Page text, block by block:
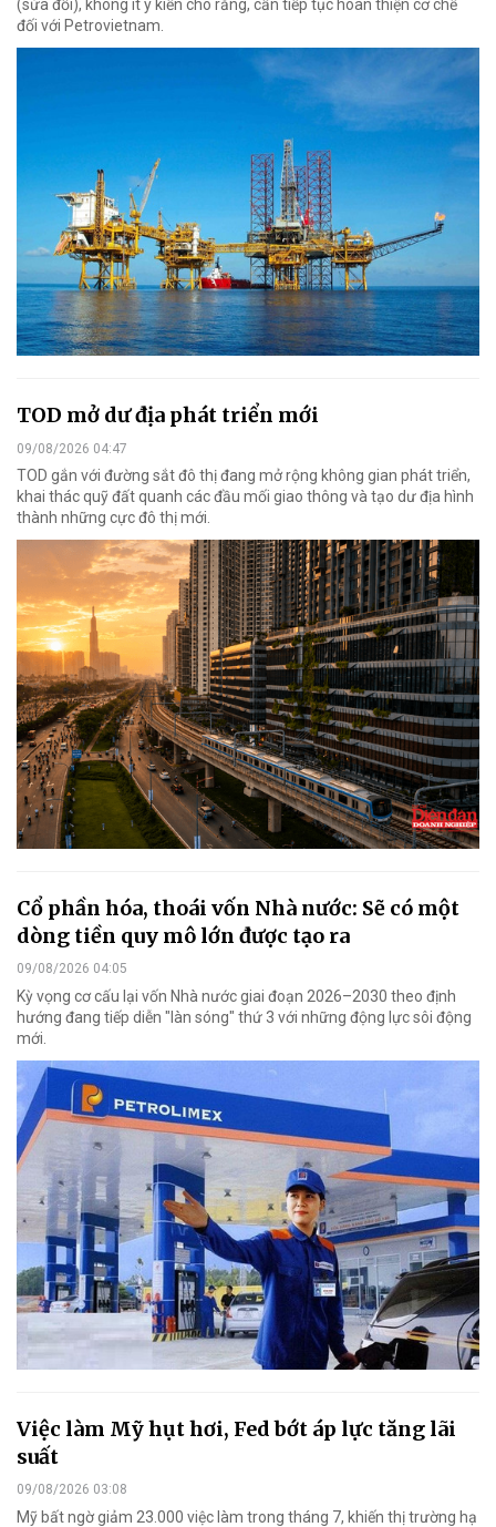
(sửa đổi), không ít ý kiến cho rằng, cần tiếp tục hoàn thiện cơ chế
đối với Petrovietnam.
TOD mở dư địa phát triển mới
09/08/2026 04:47
TOD gắn với đường sắt đô thị đang mở rộng không gian phát triển,
khai thác quỹ đất quanh các đầu mối giao thông và tạo dư địa hình
thành những cực đô thị mới.
Cổ phần hóa, thoái vốn Nhà nước: Sẽ có một
dòng tiền quy mô lớn được tạo ra
09/08/2026 04:05
Kỳ vọng cơ cấu lại vốn Nhà nước giai đoạn 2026–2030 theo định
hướng đang tiếp diễn "làn sóng" thứ 3 với những động lực sôi động
mới.
Việc làm Mỹ hụt hơi, Fed bớt áp lực tăng lãi
suất
09/08/2026 03:08
Mỹ bất ngờ giảm 23.000 việc làm trong tháng 7, khiến thị trường hạ